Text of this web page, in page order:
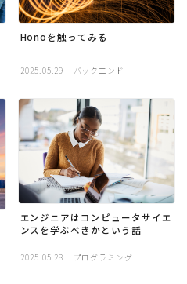
Honoを触ってみる
2025.05.29 バックエンド
エンジニアはコンピュータサイエ
ンスを学ぶべきかという話
2025.05.28 プログラミング